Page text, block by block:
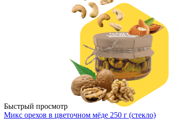
Быстрый просмотр
Микс орехов в цветочном мёде 250 г (стекло)